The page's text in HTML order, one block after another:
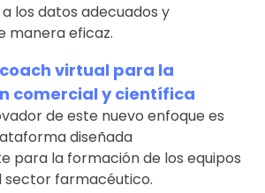
los datos adecuados y
manera eficaz.
virtual para la
comercial y científica
de este nuevo enfoque es
diseñada
para la formación de los equipos
sector farmacéutico.